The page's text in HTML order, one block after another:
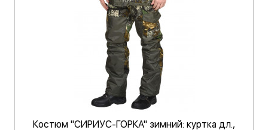
Костюм "СИРИУС-ГОРКА" зимний: куртка дл.,